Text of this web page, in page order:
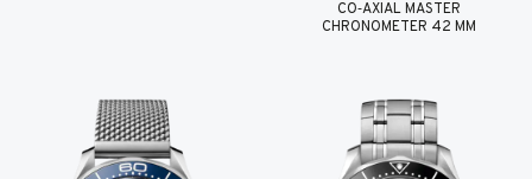
CO‑AXIAL MASTER
CHRONOMETER 42 MM